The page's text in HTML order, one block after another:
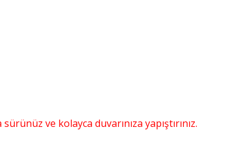
ve kolayca duvarınıza yapıştırınız.